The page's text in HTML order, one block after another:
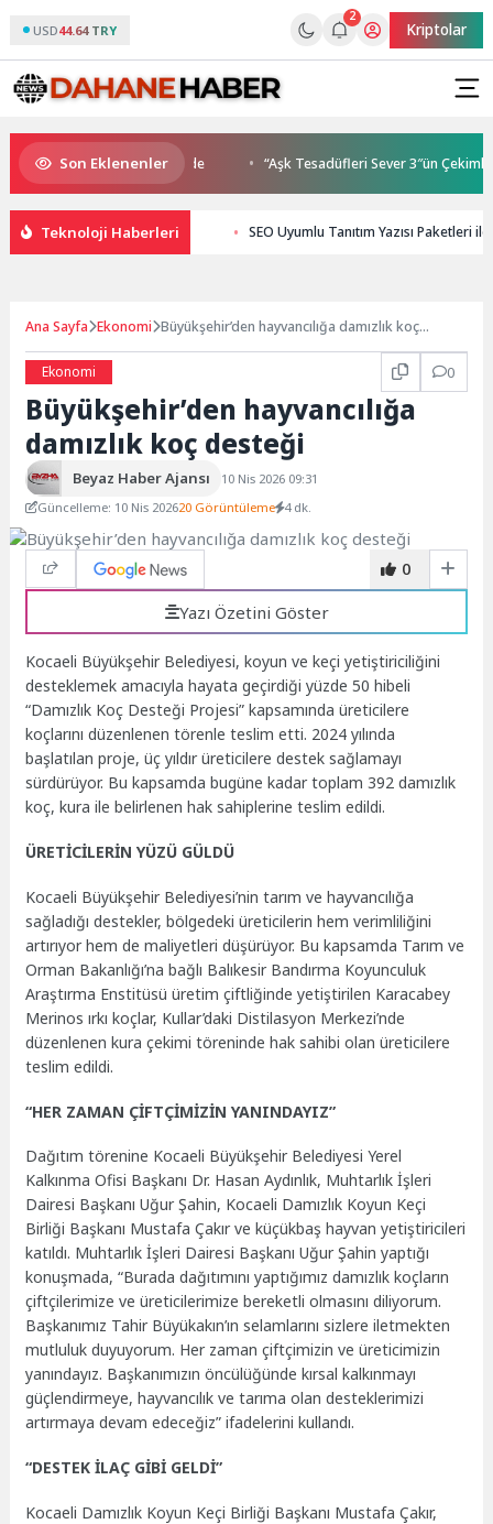
USD44.64 TRY
2
Kriptolar
Son Eklenenler
gençleri İzmir’de “Aşk Tesadüfleri Sever 3″ün Çekimleri
Teknoloji Haberleri SEO Uyumlu Tanıtım Yazısı Paketleri
Ana Sayfa Ekonomi Büyükşehir’den hayvancılığa damızlık koç
Ekonomi
0
Büyükşehir’den hayvancılığa
damızlık koç desteği
Beyaz Haber Ajansı
10 Nis 2026 09:31
Güncelleme: 10 Nis 202620 Görüntüleme 4 dk.
0
Yazı Özetini Göster
Kocaeli Büyükşehir Belediyesi, koyun ve keçi yetiştiriciliğini
desteklemek amacıyla hayata geçirdiği yüzde 50 hibeli
“Damızlık Koç Desteği Projesi” kapsamında üreticilere
koçlarını düzenlenen törenle teslim etti. 2024 yılında
başlatılan proje, üç yıldır üreticilere destek sağlamayı
sürdürüyor. Bu kapsamda bugüne kadar toplam 392 damızlık
koç, kura ile belirlenen hak sahiplerine teslim edildi.
ÜRETİCİLERİN YÜZÜ GÜLDÜ
Kocaeli Büyükşehir Belediyesi’nin tarım ve hayvancılığa
sağladığı destekler, bölgedeki üreticilerin hem verimliliğini
artırıyor hem de maliyetleri düşürüyor. Bu kapsamda Tarım ve
Orman Bakanlığı’na bağlı Balıkesir Bandırma Koyunculuk
Araştırma Enstitüsü üretim çiftliğinde yetiştirilen Karacabey
Merinos ırkı koçlar, Kullar’daki Distilasyon Merkezi’nde
düzenlenen kura çekimi töreninde hak sahibi olan üreticilere
teslim edildi.
“HER ZAMAN ÇİFTÇİMİZİN YANINDAYIZ”
Dağıtım törenine Kocaeli Büyükşehir Belediyesi Yerel
Kalkınma Ofisi Başkanı Dr. Hasan Aydınlık, Muhtarlık İşleri
Dairesi Başkanı Uğur Şahin, Kocaeli Damızlık Koyun Keçi
Birliği Başkanı Mustafa Çakır ve küçükbaş hayvan yetiştiricileri
katıldı. Muhtarlık İşleri Dairesi Başkanı Uğur Şahin yaptığı
konuşmada, “Burada dağıtımını yaptığımız damızlık koçların
çiftçilerimize ve üreticilerimize bereketli olmasını diliyorum.
Başkanımız Tahir Büyükakın’ın selamlarını sizlere iletmekten
mutluluk duyuyorum. Her zaman çiftçimizin ve üreticimizin
yanındayız. Başkanımızın öncülüğünde kırsal kalkınmayı
güçlendirmeye, hayvancılık ve tarıma olan desteklerimizi
artırmaya devam edeceğiz” ifadelerini kullandı.
“DESTEK İLAÇ GİBİ GELDİ”
Kocaeli Damızlık Koyun Keçi Birliği Başkanı Mustafa Çakır,